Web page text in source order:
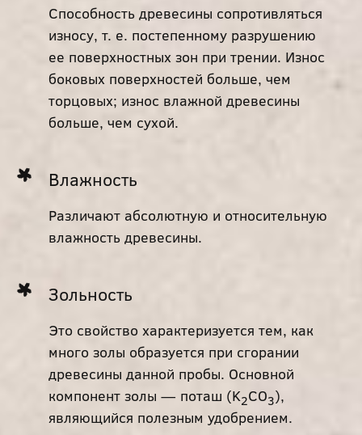
Способность древесины сопротивляться
износу, т. е. постепенному разрушению
ее поверхностных зон при трении. Износ
боковых поверхностей больше, чем
торцовых; износ влажной древесины
больше, чем сухой.
Влажность
Различают абсолютную и относительную
влажность древесины.
Зольность
Это свойство характеризуется тем, как
много золы образуется при сгорании
древесины данной пробы. Основной
компонент золы — поташ (K2CO3),
являющийся полезным удобрением.